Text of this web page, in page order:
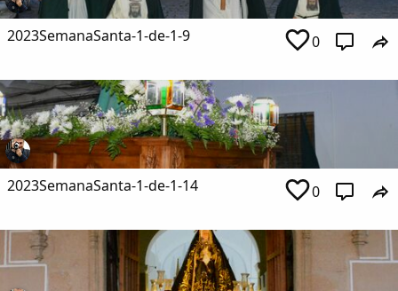
2023SemanaSanta-1-de-1-9 0
2023SemanaSanta-1-de-1-14 0